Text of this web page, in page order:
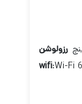
رزولوشن
wifi:Wi-Fi